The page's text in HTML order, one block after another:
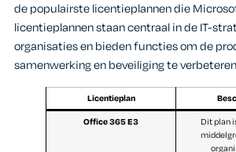
de populairste licentieplannen die
licentieplannen staan centraal in de IT-
organisaties en bieden functies om de
samenwerking en beveiliging te
Licentieplan
Office 365 E3
Dit plan